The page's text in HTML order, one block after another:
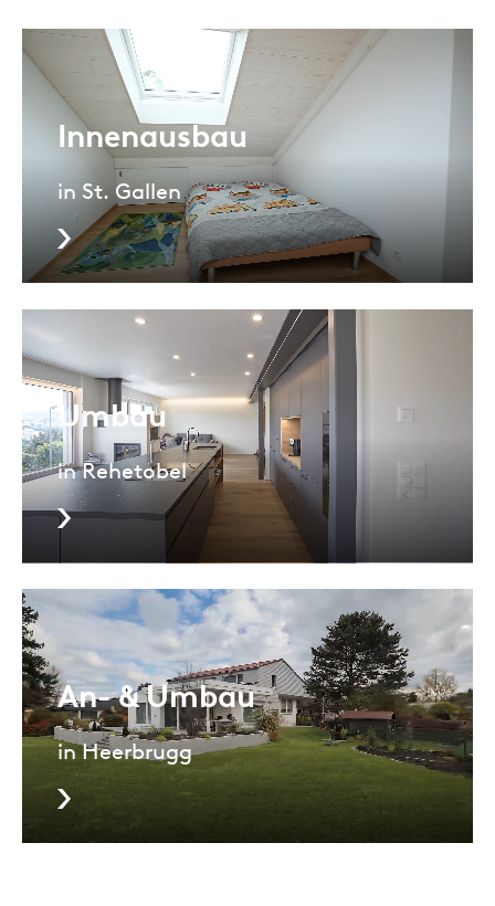
Innenausbau
in St. Gallen
Umbau
in Rehetobel
An- & Umbau
in Heerbrugg